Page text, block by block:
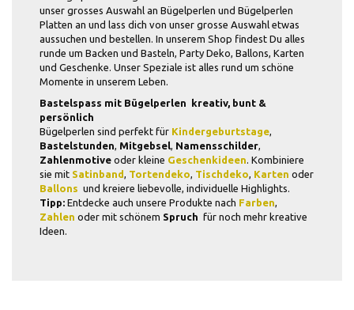
unser grosses Auswahl an Bügelperlen und Bügelperlen
Platten an und lass dich von unser grosse Auswahl etwas
aussuchen und bestellen. In unserem Shop findest Du alles
runde um Backen und Basteln, Party Deko, Ballons, Karten
und Geschenke. Unser Speziale ist alles rund um schöne
Momente in unserem Leben.
Bastelspass mit Bügelperlen  kreativ, bunt &
persönlich
Bügelperlen sind perfekt für Kindergeburtstage,
Bastelstunden, Mitgebsel, Namensschilder,
Zahlenmotive oder kleine Geschenkideen. Kombiniere
sie mit Satinband, Tortendeko, Tischdeko, Karten oder
Ballons  und kreiere liebevolle, individuelle Highlights.
Tipp: Entdecke auch unsere Produkte nach Farben,
Zahlen oder mit schönem Spruch  für noch mehr kreative
Ideen.